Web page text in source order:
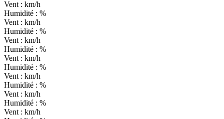
Vent : km/h
Humidité : %
Vent : km/h
Humidité : %
Vent : km/h
Humidité : %
Vent : km/h
Humidité : %
Vent : km/h
Humidité : %
Vent : km/h
Humidité : %
Vent : km/h